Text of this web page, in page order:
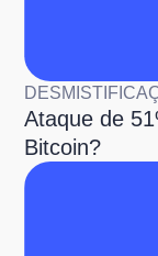
Ataque de
Bitcoin?